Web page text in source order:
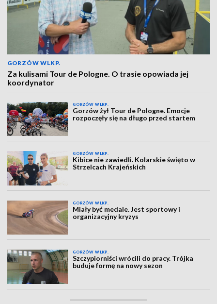
GORZÓW WLKP.
Za kulisami Tour de Pologne. O trasie opowiada jej
koordynator
GORZÓW WLKP.
Gorzów żył Tour de Pologne. Emocje
rozpoczęły się na długo przed startem
GORZÓW WLKP.
Kibice nie zawiedli. Kolarskie święto w
Strzelcach Krajeńskich
GORZÓW WLKP.
Miały być medale. Jest sportowy i
organizacyjny kryzys
GORZÓW WLKP.
Szczypiorniści wrócili do pracy. Trójka
buduje formę na nowy sezon